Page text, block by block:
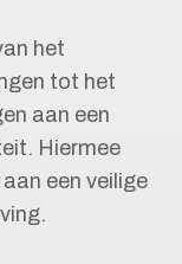
het
tot het
aan een
Hiermee
een veilige